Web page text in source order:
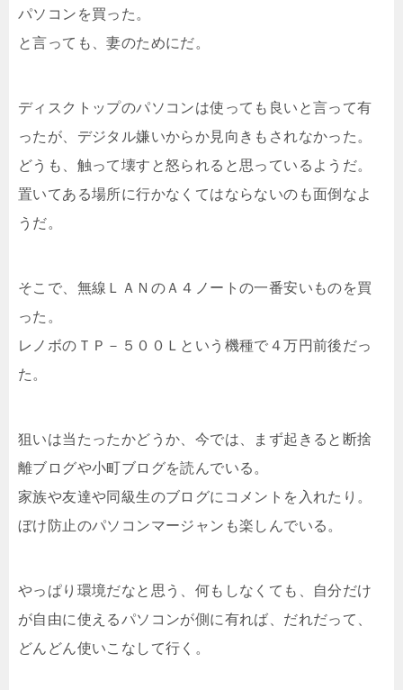
パソコンを買った。
と言っても、妻のためにだ。
ディスクトップのパソコンは使っても良いと言って有
ったが、デジタル嫌いからか見向きもされなかった。
どうも、触って壊すと怒られると思っているようだ。
置いてある場所に行かなくてはならないのも面倒なよ
うだ。
そこで、無線ＬＡＮのＡ４ノートの一番安いものを買
った。
レノボのＴＰ－５００Ｌという機種で４万円前後だっ
た。
狙いは当たったかどうか、今では、まず起きると断捨
離ブログや小町ブログを読んでいる。
家族や友達や同級生のブログにコメントを入れたり。
ぼけ防止のパソコンマージャンも楽しんでいる。
やっぱり環境だなと思う、何もしなくても、自分だけ
が自由に使えるパソコンが側に有れば、だれだって、
どんどん使いこなして行く。